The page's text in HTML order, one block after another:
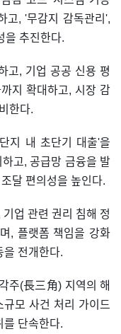
고, '무감지 감독관리',
을 추진한다.
고, 기업 공공 신용 평
지 확대하고, 시장 감
한다.
지 내 초단기 대출'을
고, 공급망 금융을 발
달 편의성을 높인다.
업 관련 권리 침해 정
, 플랫폼 책임을 강화
을 전개한다.
주(長三角) 지역의 해
모 사건 처리 가이드
를 단속한다.